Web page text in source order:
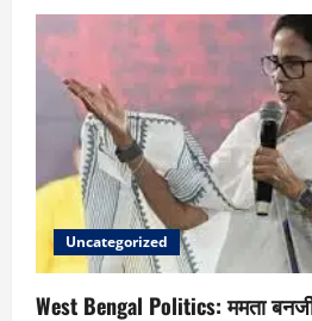
Uncategorized
West Bengal Politics: ममता